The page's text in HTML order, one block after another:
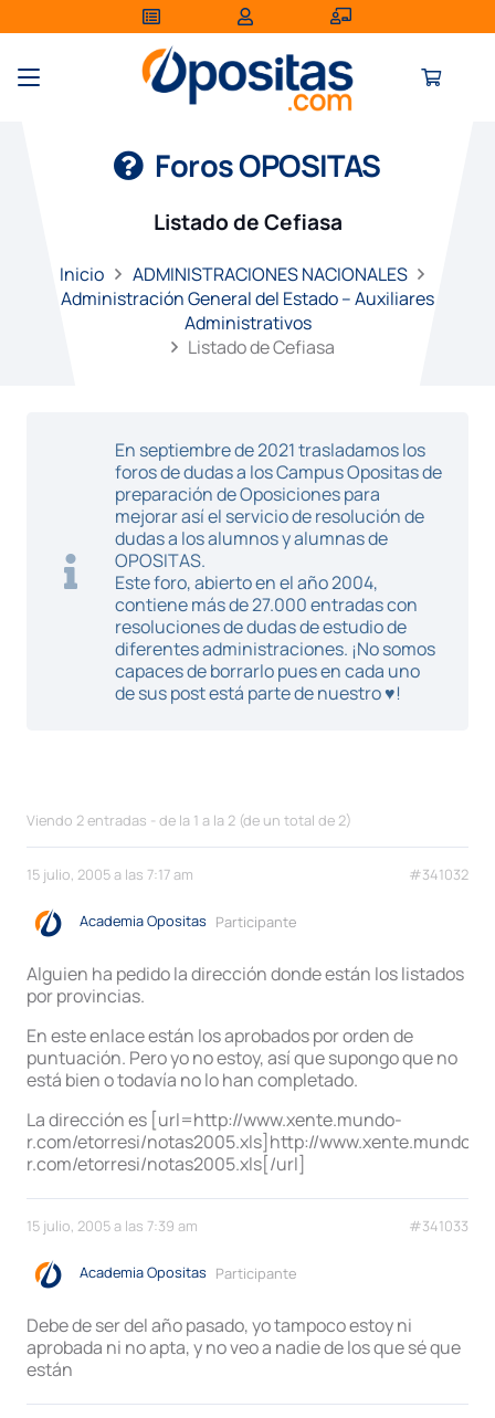
Foros OPOSITAS
Listado de Cefiasa
Inicio
ADMINISTRACIONES NACIONALES
Administración General del Estado – Auxiliares
Administrativos
Listado de Cefiasa
En septiembre de 2021 trasladamos los
foros de dudas a los Campus Opositas de
preparación de Oposiciones para
mejorar así el servicio de resolución de
dudas a los alumnos y alumnas de
OPOSITAS.
Este foro, abierto en el año 2004,
contiene más de 27.000 entradas con
resoluciones de dudas de estudio de
diferentes administraciones. ¡No somos
capaces de borrarlo pues en cada uno
de sus post está parte de nuestro ♥!
Viendo 2 entradas - de la 1 a la 2 (de un total de 2)
15 julio, 2005 a las 7:17 am #341032
Academia Opositas Participante
Alguien ha pedido la dirección donde están los listados
por provincias.
En este enlace están los aprobados por orden de
puntuación. Pero yo no estoy, así que supongo que no
está bien o todavía no lo han completado.
La dirección es [url=http://www.xente.mundo-
r.com/etorresi/notas2005.xls]http://www.xente.mundo-
r.com/etorresi/notas2005.xls[/url]
15 julio, 2005 a las 7:39 am #341033
Academia Opositas Participante
Debe de ser del año pasado, yo tampoco estoy ni
aprobada ni no apta, y no veo a nadie de los que sé que
están